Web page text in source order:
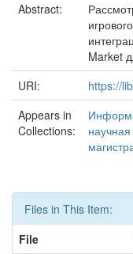
Abstract:
Market
URI:
https://
Appears in
Collections:
Files in This Item:
File